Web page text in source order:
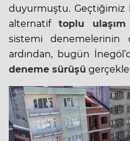
duyurmuştu. Geçtiğimiz
alternatif toplu ulaşım
sistemi denemelerinin
ardından, bugün
deneme sürüşü